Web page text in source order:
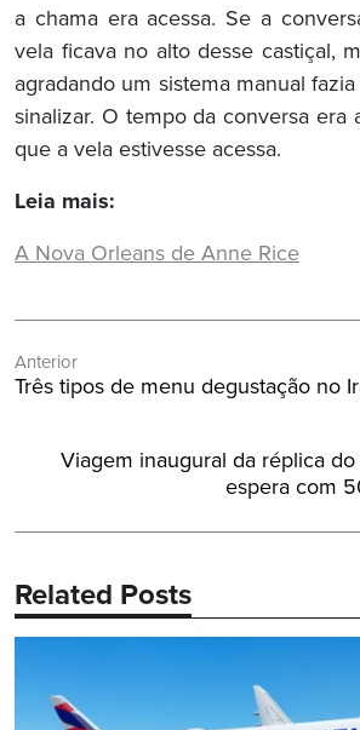
a chama era acessa. Se a
vela ficava no alto desse castiçal,
agradando um sistema manual
sinalizar. O tempo da conversa era
que a vela estivesse acessa.
Leia mais:
A Nova Orleans de Anne Rice
de
Anterior
Post
Três tipos de menu degustação no
Próximo
Viagem inaugural da réplica
espera com
Related Posts